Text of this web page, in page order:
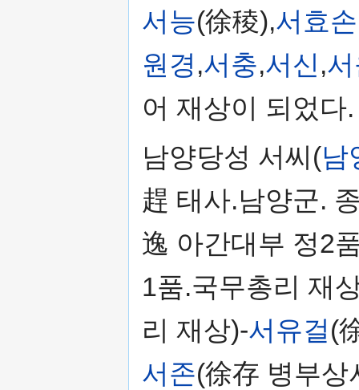
서능(徐稜),서효손
원경 ,서충,서신 ,
어 재상이 되었다.
남양당성 서씨(남
趕 태사.남양군.
逸 아간대부 정2
1품.국무총리 재
리 재상)-서유걸(
서존(徐存 병부상